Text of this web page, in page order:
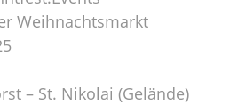
Weihnachtsmarkt
– St. Nikolai (Gelände)